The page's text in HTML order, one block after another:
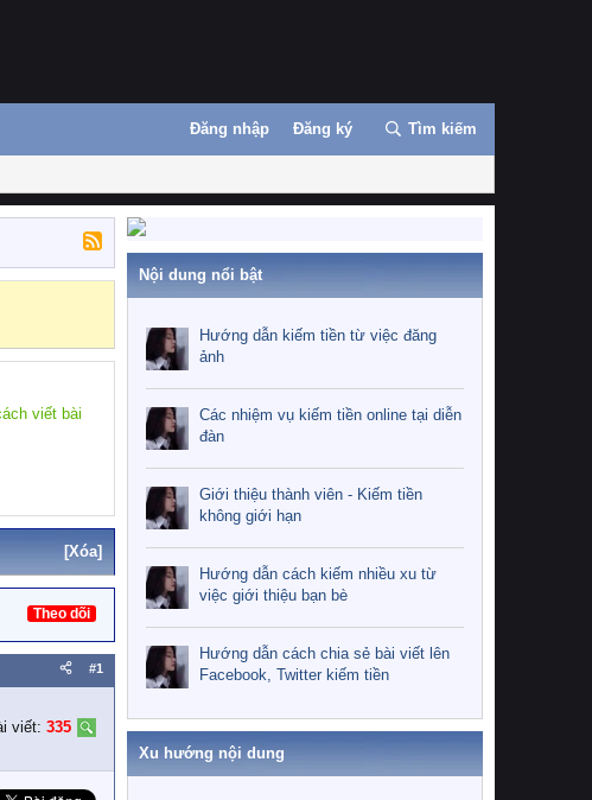
Đăng nhập Đăng ký Tìm kiếm
viết bài
[Xóa]
Theo dõi
#1
viết: 335
Nội dung nổi bật
Hướng dẫn kiếm tiền từ việc đăng
ảnh
Các nhiệm vụ kiếm tiền online tại diễn
đàn
Giới thiệu thành viên - Kiếm tiền
không giới hạn
Hướng dẫn cách kiếm nhiều xu từ
việc giới thiệu bạn bè
Hướng dẫn cách chia sẻ bài viết lên
Facebook, Twitter kiếm tiền
Xu hướng nội dung